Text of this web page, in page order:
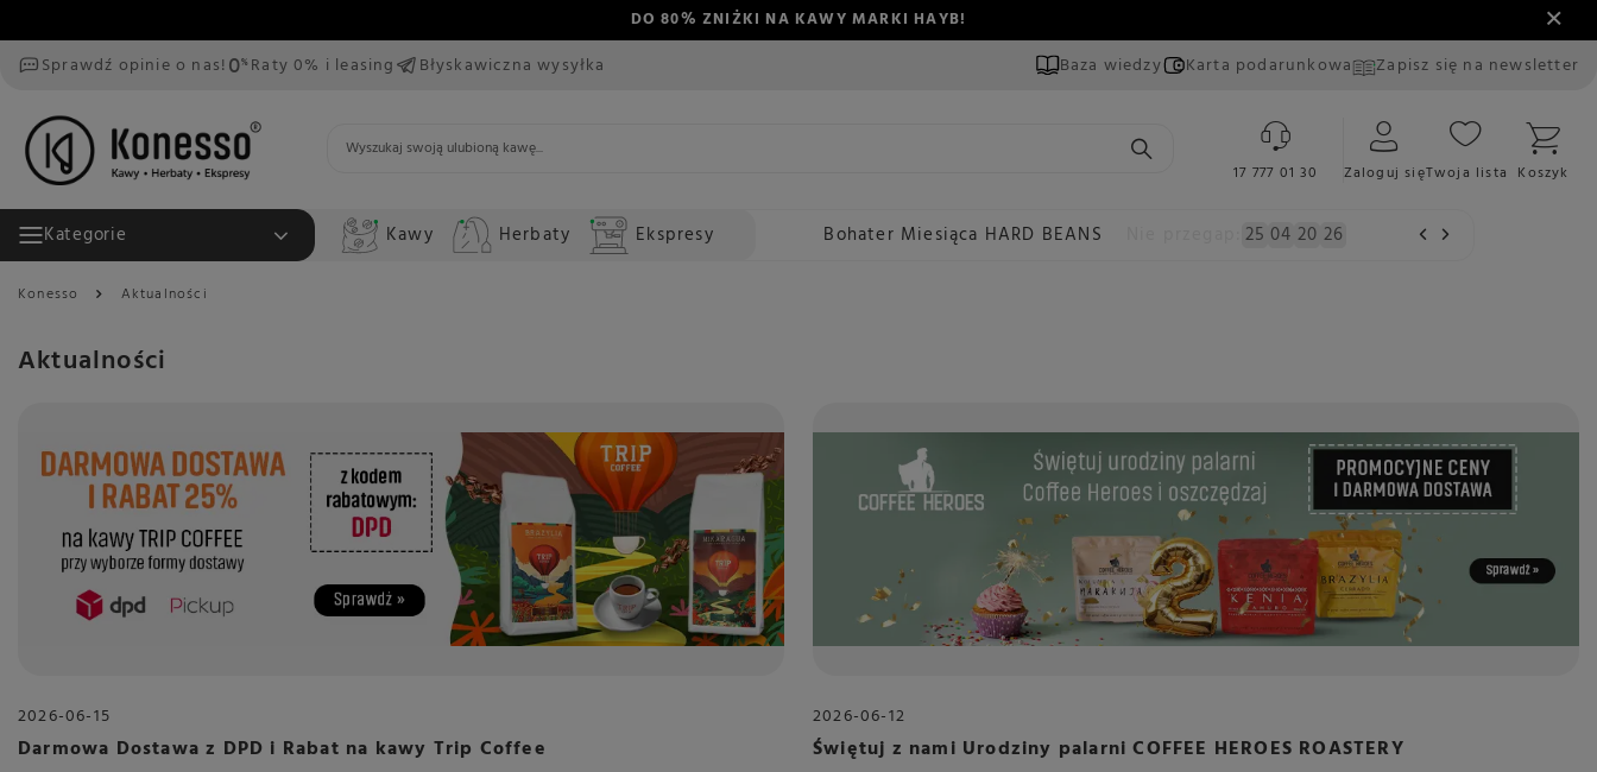
DO 80% ZNIŻKI NA KAWY MARKI HAYB!
Sprawdź opinie o nas!
Raty 0% i leasing Błyskawiczna wysyłka Baza wiedzy Karta podarunkowa Zapisz się na newsletter
17 777 01 30 Zaloguj sięTwoja lista Koszyk
Kategorie Kawy Herbaty Ekspresy Bohater Miesiąca HARD BEANS 25 04 20 25
Konesso Aktualności
Aktualności
2026-06-15
Darmowa Dostawa z DPD i Rabat na kawy Trip Coffee
2026-06-12
Świętuj z nami Urodziny palarni COFFEE HEROES ROASTERY